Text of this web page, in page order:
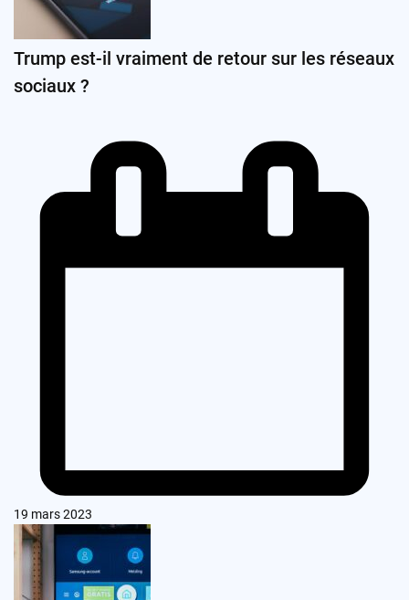
Trump est-il vraiment de retour sur les réseaux
sociaux ?
19 mars 2023